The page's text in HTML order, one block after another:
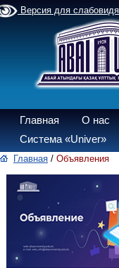
Версия для
Главная О нас
Система «Univer»
Главная / Объявления